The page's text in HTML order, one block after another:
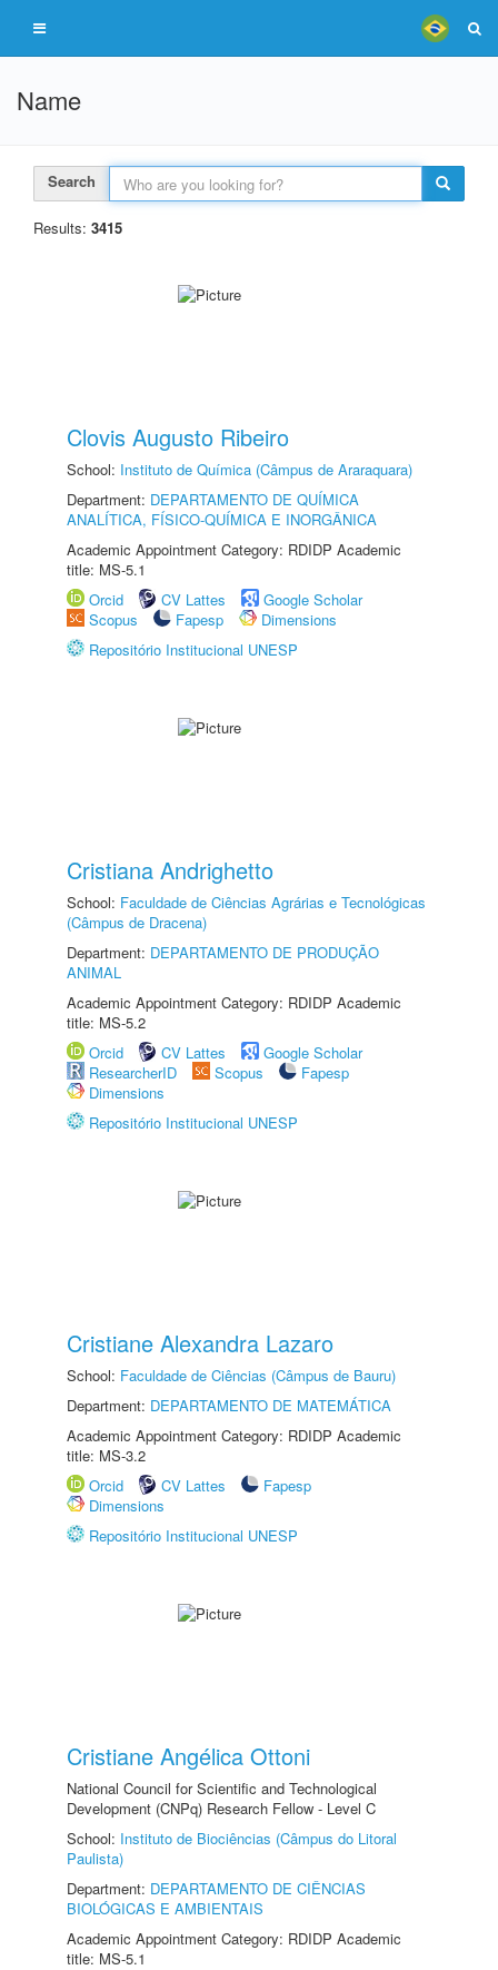
Name
Search
Results: 3415
Clovis Augusto Ribeiro
School: Instituto de Química (Câmpus de Araraquara)
Department: DEPARTAMENTO DE QUÍMICA
ANALÍTICA, FÍSICO-QUÍMICA E INORGÂNICA
Academic Appointment Category: RDIDP Academic
title: MS-5.1
Orcid
CV Lattes
Google Scholar
Scopus
Fapesp
Dimensions
Repositório Institucional UNESP
Cristiana Andrighetto
School: Faculdade de Ciências Agrárias e Tecnológicas
(Câmpus de Dracena)
Department: DEPARTAMENTO DE PRODUÇÃO
ANIMAL
Academic Appointment Category: RDIDP Academic
title: MS-5.2
Orcid
CV Lattes
Google Scholar
ResearcherID
Scopus
Fapesp
Dimensions
Repositório Institucional UNESP
Cristiane Alexandra Lazaro
School: Faculdade de Ciências (Câmpus de Bauru)
Department: DEPARTAMENTO DE MATEMÁTICA
Academic Appointment Category: RDIDP Academic
title: MS-3.2
Orcid
CV Lattes
Fapesp
Dimensions
Repositório Institucional UNESP
Cristiane Angélica Ottoni
National Council for Scientific and Technological
Development (CNPq) Research Fellow - Level C
School: Instituto de Biociências (Câmpus do Litoral
Paulista)
Department: DEPARTAMENTO DE CIÊNCIAS
BIOLÓGICAS E AMBIENTAIS
Academic Appointment Category: RDIDP Academic
title: MS-5.1